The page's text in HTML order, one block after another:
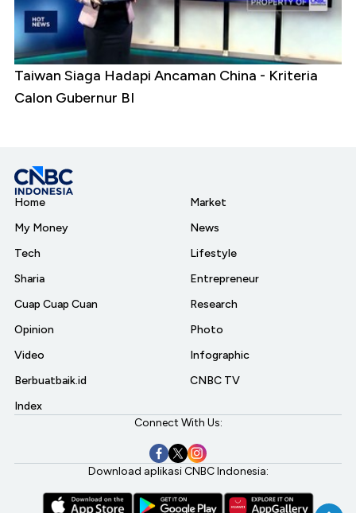
Taiwan Siaga Hadapi Ancaman China - Kriteria
Calon Gubernur BI
Home
My Money
Tech
Sharia
Cuap Cuap Cuan
Opinion
Video
Berbuatbaik.id
Index
Market
News
Lifestyle
Entrepreneur
Research
Photo
Infographic
CNBC TV
Connect With Us:
Download aplikasi CNBC Indonesia: